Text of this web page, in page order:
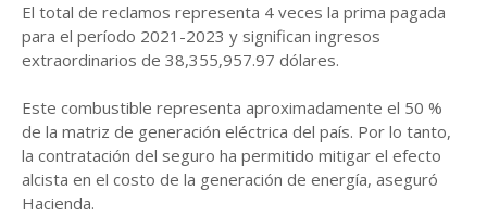
El total de reclamos representa 4 veces la prima pagada
para el período 2021-2023 y significan ingresos
extraordinarios de 38,355,957.97 dólares.
Este combustible representa aproximadamente el 50 %
de la matriz de generación eléctrica del país. Por lo tanto,
la contratación del seguro ha permitido mitigar el efecto
alcista en el costo de la generación de energía, aseguró
Hacienda.